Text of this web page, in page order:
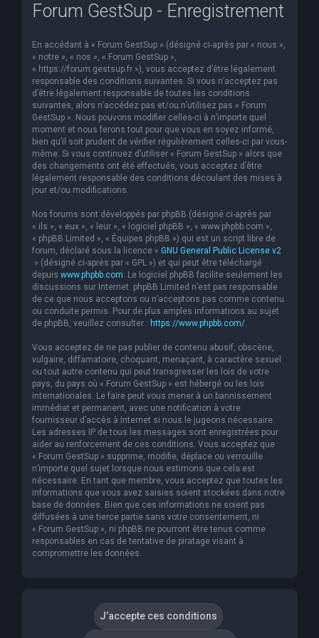
Forum GestSup - Enregistrement
En accédant à « Forum GestSup » (désigné ci-après par « nous »,
« notre », « nos », « Forum GestSup »,
« https://forum.gestsup.fr »), vous acceptez d’être légalement
responsable des conditions suivantes. Si vous n’acceptez pas
d’être légalement responsable de toutes les conditions
suivantes, alors n’accédez pas et/ou n’utilisez pas « Forum
GestSup ». Nous pouvons modifier celles-ci à n’importe quel
moment et nous ferons tout pour que vous en soyez informé,
bien qu’il soit prudent de vérifier régulièrement celles-ci par vous-
même. Si vous continuez d’utiliser « Forum GestSup » alors que
des changements ont été effectués, vous acceptez d’être
légalement responsable des conditions découlant des mises à
jour et/ou modifications.
Nos forums sont développés par phpBB (désigné ci-après par
« ils », « eux », « leur », « logiciel phpBB », « www.phpbb.com »,
« phpBB Limited », « Équipes phpBB ») qui est un script libre de
forum, déclaré sous la licence « GNU General Public License v2
» (désigné ci-après par « GPL ») et qui peut être téléchargé
depuis www.phpbb.com. Le logiciel phpBB facilite seulement les
discussions sur Internet. phpBB Limited n’est pas responsable
de ce que nous acceptons ou n’acceptons pas comme contenu
ou conduite permis. Pour de plus amples informations au sujet
de phpBB, veuillez consulter : https://www.phpbb.com/.
Vous acceptez de ne pas publier de contenu abusif, obscène,
vulgaire, diffamatoire, choquant, menaçant, à caractère sexuel
ou tout autre contenu qui peut transgresser les lois de votre
pays, du pays où « Forum GestSup » est hébergé ou les lois
internationales. Le faire peut vous mener à un bannissement
immédiat et permanent, avec une notification à votre
fournisseur d’accès à Internet si nous le jugeons nécessaire.
Les adresses IP de tous les messages sont enregistrées pour
aider au renforcement de ces conditions. Vous acceptez que
« Forum GestSup » supprime, modifie, déplace ou verrouille
n’importe quel sujet lorsque nous estimons que cela est
nécessaire. En tant que membre, vous acceptez que toutes les
informations que vous avez saisies soient stockées dans notre
base de données. Bien que ces informations ne soient pas
diffusées à une tierce partie sans votre consentement, ni
« Forum GestSup », ni phpBB ne pourront être tenus comme
responsables en cas de tentative de piratage visant à
compromettre les données.